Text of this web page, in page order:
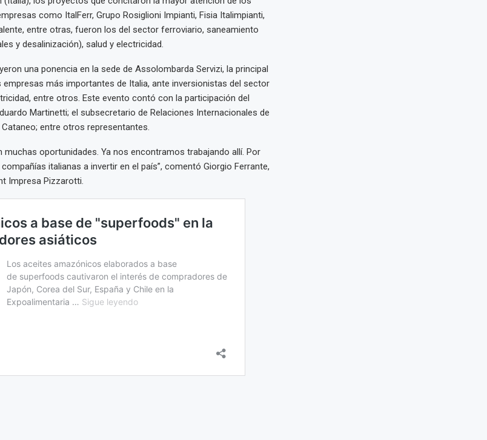
como ItalFerr, Grupo Rosiglioni Impianti, Fisia Italimpianti,
entre otras, fueron los del sector ferroviario, saneamiento
y desalinización), salud y electricidad.
una ponencia en la sede de Assolombarda Servizi, la principal
empresas más importantes de Italia, ante inversionistas del sector
entre otros. Este evento contó con la participación del
Martinetti; el subsecretario de Relaciones Internacionales de
entre otros representantes.
muchas oportunidades. Ya nos encontramos trabajando allí. Por
italianas a invertir en el país”, comentó Giorgio Ferrante,
Impresa Pizzarotti.